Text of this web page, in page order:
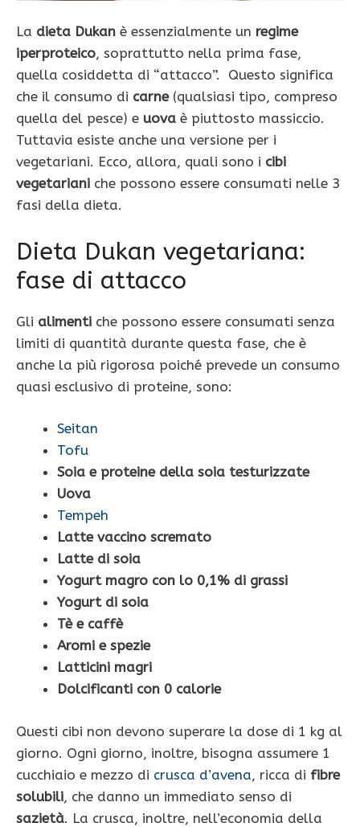
La dieta Dukan è essenzialmente un regime
iperproteico, soprattutto nella prima fase,
quella cosiddetta di “attacco”. Questo significa
che il consumo di carne (qualsiasi tipo, compreso
quella del pesce) e uova è piuttosto massiccio.
Tuttavia esiste anche una versione per i
vegetariani. Ecco, allora, quali sono i cibi
vegetariani che possono essere consumati nelle 3
fasi della dieta.
Dieta Dukan vegetariana:
fase di attacco
Gli alimenti che possono essere consumati senza
limiti di quantità durante questa fase, che è
anche la più rigorosa poiché prevede un consumo
quasi esclusivo di proteine, sono:
Seitan
Tofu
Soia e proteine della soia testurizzate
Uova
Tempeh
Latte vaccino scremato
Latte di soia
Yogurt magro con lo 0,1% di grassi
Yogurt di soia
Tè e caffè
Aromi e spezie
Latticini magri
Dolcificanti con 0 calorie
Questi cibi non devono superare la dose di 1 kg al
giorno. Ogni giorno, inoltre, bisogna assumere 1
cucchiaio e mezzo di crusca d’avena, ricca di fibre
solubili, che danno un immediato senso di
sazietà. La crusca, inoltre, nell’economia della